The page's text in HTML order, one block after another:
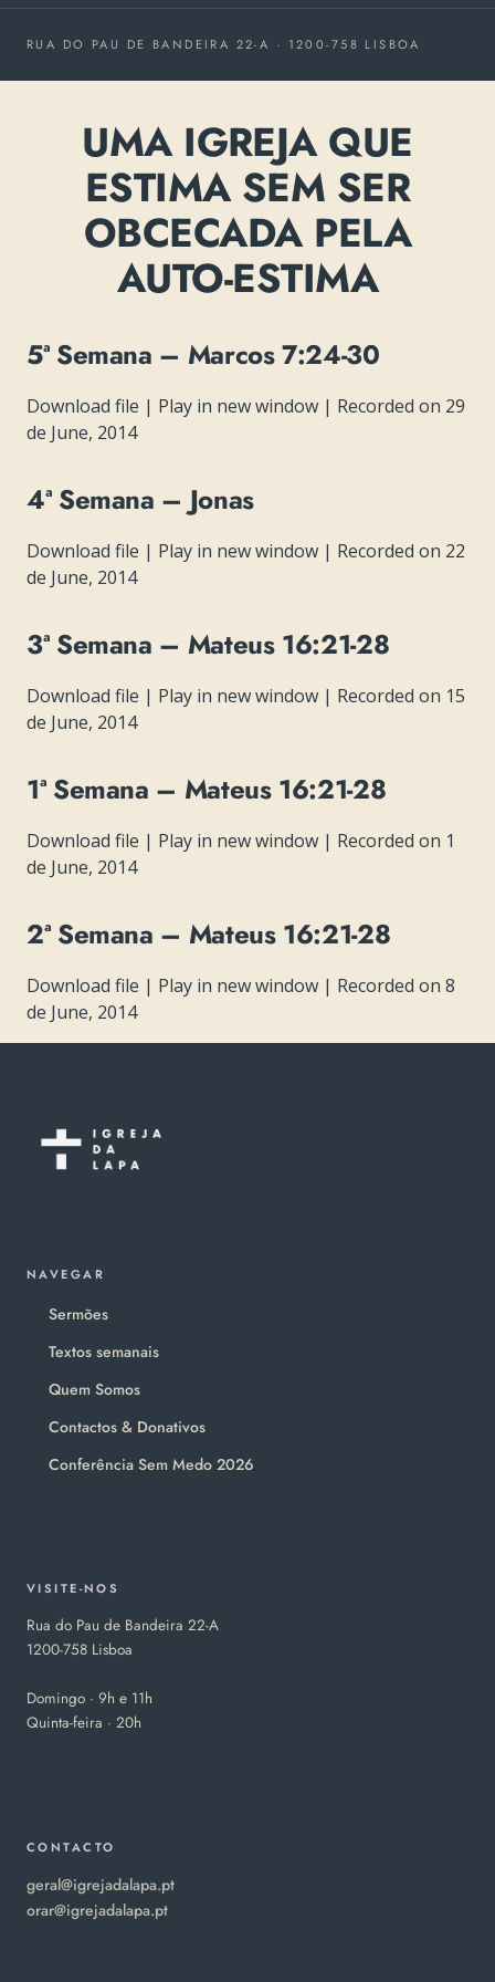
RUA DO PAU DE BANDEIRA 22-A · 1200-758 LISBOA
UMA IGREJA QUE
ESTIMA SEM SER
OBCECADA PELA
AUTO-ESTIMA
5ª Semana – Marcos 7:24-30
Download file | Play in new window | Recorded on 29
de June, 2014
4ª Semana – Jonas
Download file | Play in new window | Recorded on 22
de June, 2014
3ª Semana – Mateus 16:21-28
Download file | Play in new window | Recorded on 15
de June, 2014
1ª Semana – Mateus 16:21-28
Download file | Play in new window | Recorded on 1
de June, 2014
2ª Semana – Mateus 16:21-28
Download file | Play in new window | Recorded on 8
de June, 2014
NAVEGAR
Sermões
Textos semanais
Quem Somos
Contactos & Donativos
Conferência Sem Medo 2026
VISITE-NOS
Rua do Pau de Bandeira 22-A
1200-758 Lisboa
Domingo · 9h e 11h
Quinta-feira · 20h
CONTACTO
geral@igrejadalapa.pt
orar@igrejadalapa.pt